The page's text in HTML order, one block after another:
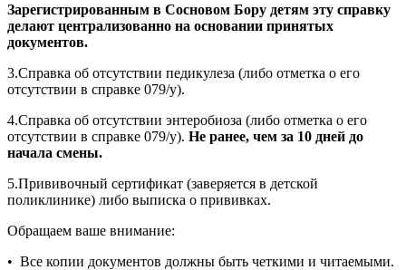
Зарегистрированным в Сосновом Бору детям эту справку
делают централизованно на основании принятых
документов.
3.Справка об отсутствии педикулеза (либо отметка о его
отсутствии в справке 079/у).
4.Справка об отсутствии энтеробиоза (либо отметка о его
отсутствии в справке 079/у). Не ранее, чем за 10 дней до
начала смены.
5.Прививочный сертификат (заверяется в детской
поликлинике) либо выписка о прививках.
Обращаем ваше внимание:
• Все копии документов должны быть четкими и читаемыми.